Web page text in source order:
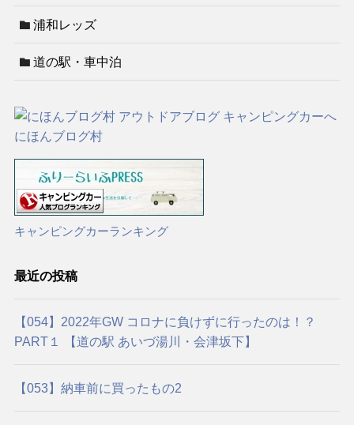
浦和レッズ
道の駅・車中泊
にほんブログ村
キャンピングカーランキング
最近の投稿
【054】2022年GW コロナに負けずに行ったのは！？
PART１ 【道の駅 あいづ湯川・会津坂下】
【053】納車前に買ったもの2